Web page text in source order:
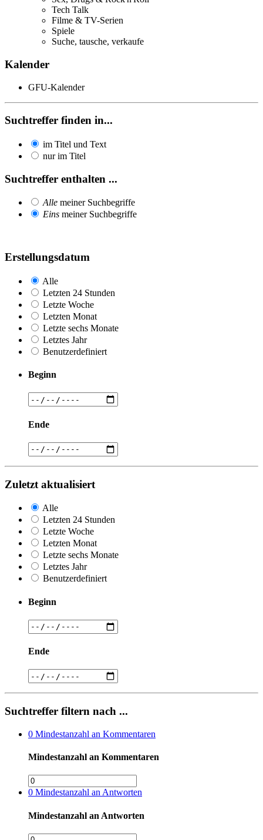
Tech Talk
Filme & TV-Serien
Spiele
Suche, tausche, verkaufe
Kalender
GFU-Kalender
Suchtreffer finden in...
im Titel und Text
nur im Titel
Suchtreffer enthalten ...
Alle meiner Suchbegriffe
Eins meiner Suchbegriffe
Erstellungsdatum
Alle
Letzten 24 Stunden
Letzte Woche
Letzten Monat
Letzte sechs Monate
Letztes Jahr
Benutzerdefiniert
Beginn
Ende
Zuletzt aktualisiert
Alle
Letzten 24 Stunden
Letzte Woche
Letzten Monat
Letzte sechs Monate
Letztes Jahr
Benutzerdefiniert
Beginn
Ende
Suchtreffer filtern nach ...
0 Mindestanzahl an Kommentaren
Mindestanzahl an Kommentaren
0 Mindestanzahl an Antworten
Mindestanzahl an Antworten